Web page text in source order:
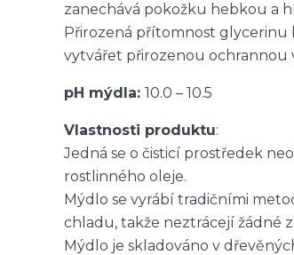
zanechává pokožku hebkou a
Přirozená přítomnost glycerinu
vytvářet přirozenou ochrannou
pH mýdla: 10.0 – 10.5
Vlastnosti produktu:
Jedná se o čisticí prostředek
rostlinného oleje.
Mýdlo se vyrábí tradičními
chladu, takže neztrácejí žádné
Mýdlo je skladováno v